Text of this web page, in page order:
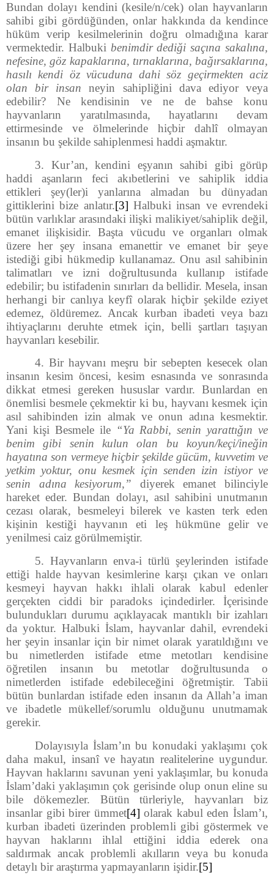
Bundan dolayı kendini (kesile/n/cek) olan hayvanların
sahibi gibi gördüğünden, onlar hakkında da kendince
hüküm verip kesilmelerinin doğru olmadığına karar
vermektedir. Halbuki benimdir dediği saçına sakalına,
nefesine, göz kapaklarına, tırnaklarına, bağırsaklarına,
hasılı kendi öz vücuduna dahi söz geçirmekten aciz
olan bir insan neyin sahipliğini dava ediyor veya
edebilir? Ne kendisinin ve ne de bahse konu
hayvanların yaratılmasında, hayatlarını devam
ettirmesinde ve ölmelerinde hiçbir dahlî olmayan
insanın bu şekilde sahiplenmesi haddi aşmaktır.
3. Kur’an, kendini eşyanın sahibi gibi görüp
haddi aşanların feci akıbetlerini ve sahiplik iddia
ettikleri şey(ler)i yanlarına almadan bu dünyadan
gittiklerini bize anlatır.[3] Halbuki insan ve evrendeki
bütün varlıklar arasındaki ilişki malikiyet/sahiplik değil,
emanet ilişkisidir. Başta vücudu ve organları olmak
üzere her şey insana emanettir ve emanet bir şeye
istediği gibi hükmedip kullanamaz. Onu asıl sahibinin
talimatları ve izni doğrultusunda kullanıp istifade
edebilir; bu istifadenin sınırları da bellidir. Mesela, insan
herhangi bir canlıya keyfî olarak hiçbir şekilde eziyet
edemez, öldüremez. Ancak kurban ibadeti veya bazı
ihtiyaçlarını deruhte etmek için, belli şartları taşıyan
hayvanları kesebilir.
4. Bir hayvanı meşru bir sebepten kesecek olan
insanın kesim öncesi, kesim esnasında ve sonrasında
dikkat etmesi gereken hususlar vardır. Bunlardan en
önemlisi besmele çekmektir ki bu, hayvanı kesmek için
asıl sahibinden izin almak ve onun adına kesmektir.
Yani kişi Besmele ile “Ya Rabbi, senin yarattığın ve
benim gibi senin kulun olan bu koyun/keçi/ineğin
hayatına son vermeye hiçbir şekilde gücüm, kuvvetim ve
yetkim yoktur, onu kesmek için senden izin istiyor ve
senin adına kesiyorum,” diyerek emanet bilinciyle
hareket eder. Bundan dolayı, asıl sahibini unutmanın
cezası olarak, besmeleyi bilerek ve kasten terk eden
kişinin kestiği hayvanın eti leş hükmüne gelir ve
yenilmesi caiz görülmemiştir.
5. Hayvanların enva-i türlü şeylerinden istifade
ettiği halde hayvan kesimlerine karşı çıkan ve onları
kesmeyi hayvan hakkı ihlali olarak kabul edenler
gerçekten ciddi bir paradoks içindedirler. İçerisinde
bulundukları durumu açıklayacak mantıklı bir izahları
da yoktur. Halbuki İslam, hayvanlar dahil, evrendeki
her şeyin insanlar için bir nimet olarak yaratıldığını ve
bu nimetlerden istifade etme metotları kendisine
öğretilen insanın bu metotlar doğrultusunda o
nimetlerden istifade edebileceğini öğretmiştir. Tabii
bütün bunlardan istifade eden insanın da Allah’a iman
ve ibadetle mükellef/sorumlu olduğunu unutmamak
gerekir.
Dolayısıyla İslam’ın bu konudaki yaklaşımı çok
daha makul, insanî ve hayatın realitelerine uygundur.
Hayvan haklarını savunan yeni yaklaşımlar, bu konuda
İslam’daki yaklaşımın çok gerisinde olup onun eline su
bile dökemezler. Bütün türleriyle, hayvanları biz
insanlar gibi birer ümmet[4] olarak kabul eden İslam’ı,
kurban ibadeti üzerinden problemli gibi göstermek ve
hayvan haklarını ihlal ettiğini iddia ederek ona
saldırmak ancak problemli akılların veya bu konuda
detaylı bir araştırma yapmayanların işidir.[5]